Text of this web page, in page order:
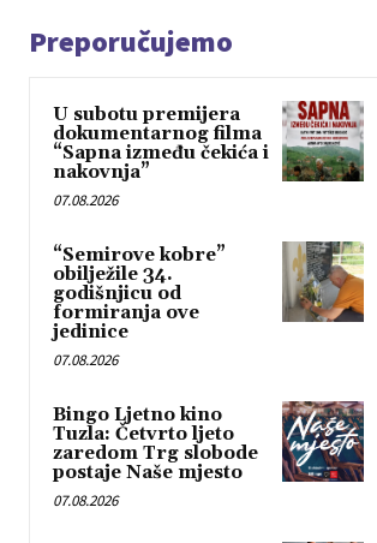
Preporučujemo
U subotu premijera
dokumentarnog filma
“Sapna između čekića i
nakovnja”
07.08.2026
“Semirove kobre”
obilježile 34.
godišnjicu od
formiranja ove
jedinice
07.08.2026
Bingo Ljetno kino
Tuzla: Četvrto ljeto
zaredom Trg slobode
postaje Naše mjesto
07.08.2026